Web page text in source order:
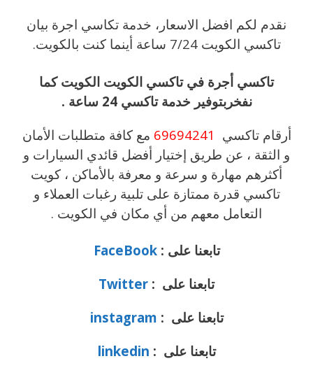
نقدم لكم افضل الاسعار، خدمة تكاسي اجرة بيان
تاكسي الكويت 7/24 ساعة أينما كنت بالكويت.
تاكسي أجرة في تاكسي الكويت الكويت كما
نفخربتوفير خدمة تاكسي 24 ساعة .
أرقام تاكسي 69694241 مع كافة متطلبات الأمان
و الثقة ، عن طريق إختيار أفضل قائدي السيارات و
أكثرهم مهارة و سرعة و معرفة بالأماكن ، كويت
تاكسي قدرة ممتازة على تلبية رغبات العملاء و
التعامل معهم من أي مكان في الكويت .
تابعنا على :FaceBook
تابعنا على : Twitter
تابعنا على : instagram
تابعنا على : linkedin